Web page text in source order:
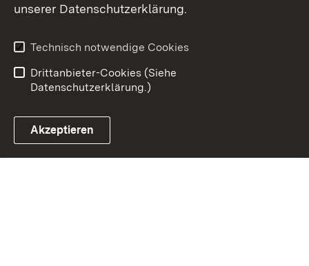
Erklärung zur
Benutzungshinweise
unserer Datenschutzerklärung.
Technisch notwendige Cookies
Drittanbieter-Cookies (Siehe
Datenschutzerklärung.)
Akzeptieren